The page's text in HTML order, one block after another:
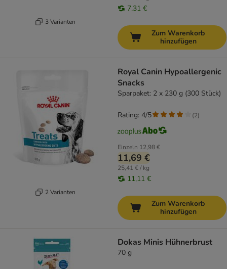
3 Varianten
7,31 €
Zum Warenkorb
hinzufügen
2 Varianten
Royal Canin Hypoallergenic
Snacks
Sparpaket: 2 x 230 g (300 Stück)
Einzeln 12,98 €
11,69 €
25,41 € / kg
11,11 €
Rating: 4/5 (2)
Zum Warenkorb
hinzufügen
Dokas Minis Hühnerbrust
70 g